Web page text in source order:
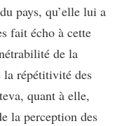
pays, qu’elle lui a
fait écho à cette
de la
la répétitivité des
quant à elle,
la perception des